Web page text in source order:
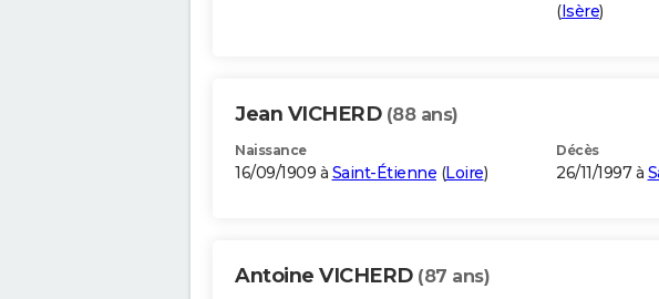
(Isère)
Jean VICHERD (88 ans)
Naissance
16/09/1909 à Saint-Étienne (Loire)
Décès
26/11/1997 à
Antoine VICHERD (87 ans)